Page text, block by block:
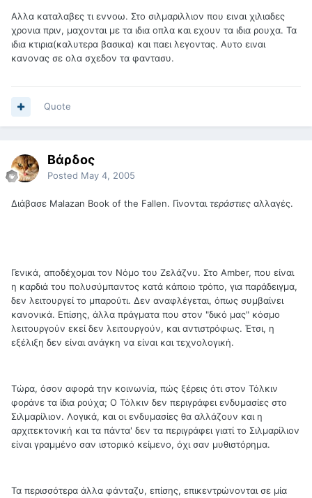
Αλλα καταλαβες τι εννοω. Στο σιλμαριλλιον που ειναι χιλιαδες
χρονια πριν, μαχονται με τα ιδια οπλα και εχουν τα ιδια ρουχα. Τα
ιδια κτιρια(καλυτερα βασικα) και παει λεγοντας. Αυτο ειναι
κανονας σε ολα σχεδον τα φαντασυ.
Quote
Βάρδος
Posted May 4, 2005
Διάβασε Malazan Book of the Fallen. Γίνονταιτεράστιες αλλαγές.
Γενικά, αποδέχομαι τον Νόμο του Ζελάζνυ. Στο Amber, που είναι
η καρδιά του πολυσύμπαντος κατά κάποιο τρόπο, για παράδειγμα,
δεν λειτουργεί το μπαρούτι. Δεν αναφλέγεται, όπως συμβαίνει
κανονικά. Επίσης, άλλα πράγματα που στον "δικό μας" κόσμο
λειτουργούν εκεί δεν λειτουργούν, και αντιστρόφως. Έτσι, η
εξέλιξη δεν είναι ανάγκη να είναι και τεχνολογική.
Τώρα, όσον αφορά την κοινωνία, πώς ξέρεις ότι στον Τόλκιν
φοράνε τα ίδια ρούχα; Ο Τόλκιν δεν περιγράφει ενδυμασίες στο
Σιλμαρίλιον. Λογικά, και οι ενδυμασίες θα αλλάζουν και η
αρχιτεκτονική και τα πάντα' δεν τα περιγράφει γιατί το Σιλμαρίλιον
είναι γραμμένο σαν ιστορικό κείμενο, όχι σαν μυθιστόρημα.
Τα περισσότερα άλλα φάνταζυ, επίσης, επικεντρώνονται σε μία